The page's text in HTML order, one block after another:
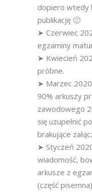
dopiero wtedy
publikację 🙂
➤ Czerwiec
egzaminy
➤ Kwiecień
próbne.
➤ Marzec
90% arkuszy
zawodowego
się uzupełnić
brakujące
➤ Styczeń
wiadomość,
arkusze z
(część